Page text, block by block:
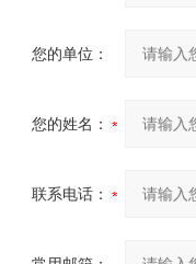
您的单位：
您的姓名：
联系电话：